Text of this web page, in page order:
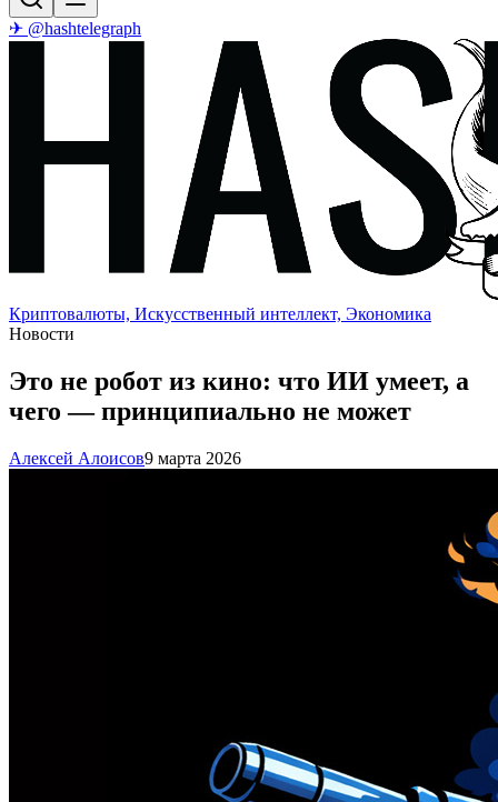
✈ @hashtelegraph
Криптовалюты, Искусственный интеллект, Экономика
Новости
Это не робот из кино: что ИИ умеет, а
чего — принципиально не может
Алексей Алоисов9 марта 2026